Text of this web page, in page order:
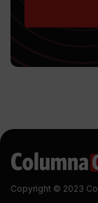
Copyright © 2023